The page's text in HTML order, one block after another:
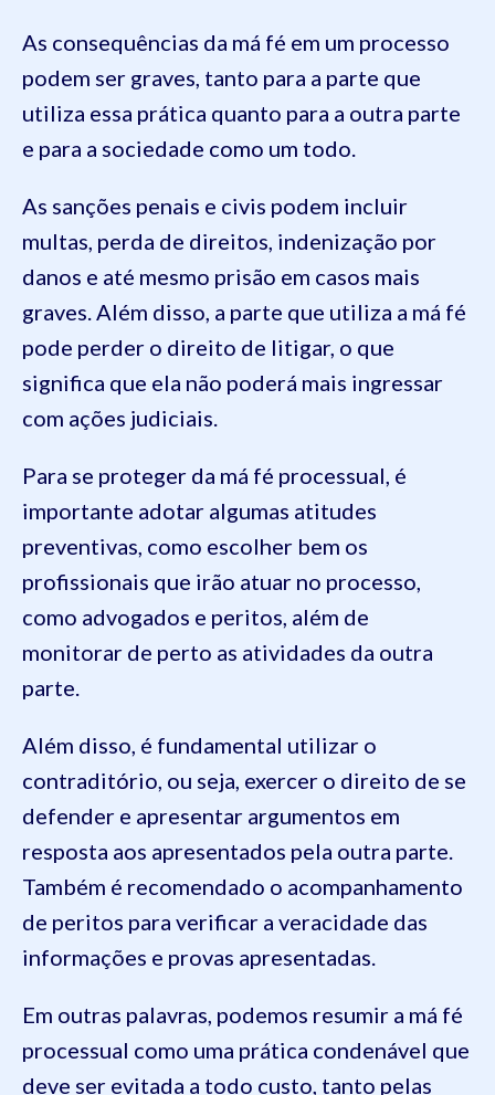
As consequências da má fé em um processo
podem ser graves, tanto para a parte que
utiliza essa prática quanto para a outra parte
e para a sociedade como um todo.
As sanções penais e civis podem incluir
multas, perda de direitos, indenização por
danos e até mesmo prisão em casos mais
graves. Além disso, a parte que utiliza a má fé
pode perder o direito de litigar, o que
significa que ela não poderá mais ingressar
com ações judiciais.
Para se proteger da má fé processual, é
importante adotar algumas atitudes
preventivas, como escolher bem os
profissionais que irão atuar no processo,
como advogados e peritos, além de
monitorar de perto as atividades da outra
parte.
Além disso, é fundamental utilizar o
contraditório, ou seja, exercer o direito de se
defender e apresentar argumentos em
resposta aos apresentados pela outra parte.
Também é recomendado o acompanhamento
de peritos para verificar a veracidade das
informações e provas apresentadas.
Em outras palavras, podemos resumir a má fé
processual como uma prática condenável que
deve ser evitada a todo custo, tanto pelas